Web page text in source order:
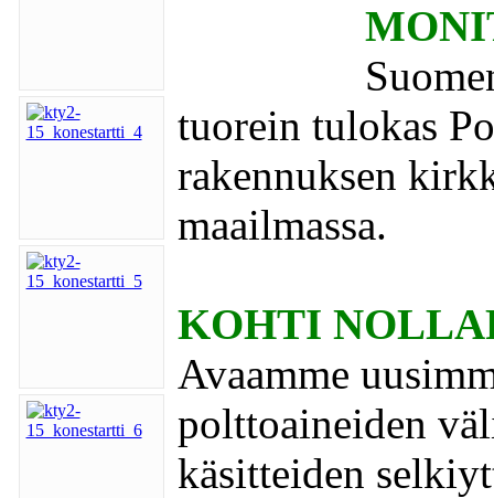
tuorein tulokas
rakennuksen
maailmassa.
KOHTI
Avaamme
polttoaineiden
käsitteiden